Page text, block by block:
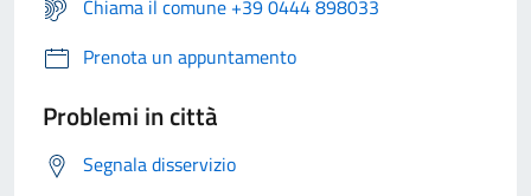
Chiama il comune +39 0444 898033
Prenota un appuntamento
Problemi in città
Segnala disservizio